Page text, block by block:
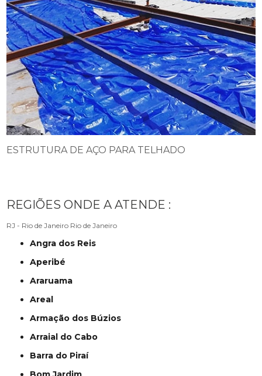
ESTRUTURA DE AÇO PARA TELHADO
REGIÕES ONDE A ATENDE :
RJ - Rio de Janeiro Rio de Janeiro
Angra dos Reis
Aperibé
Araruama
Areal
Armação dos Búzios
Arraial do Cabo
Barra do Piraí